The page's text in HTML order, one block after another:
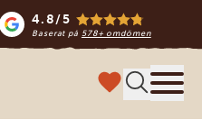
4.8/5
Baserat på 578+ omdömen